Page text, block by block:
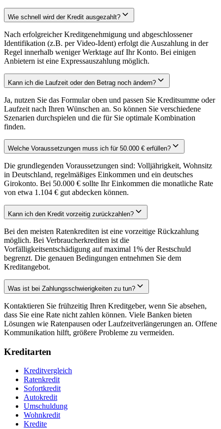
Wie schnell wird der Kredit ausgezahlt?
Nach erfolgreicher Kreditgenehmigung und abgeschlossener
Identifikation (z.B. per Video-Ident) erfolgt die Auszahlung in der
Regel innerhalb weniger Werktage auf Ihr Konto. Bei einigen
Anbietern ist eine Expressauszahlung möglich.
Kann ich die Laufzeit oder den Betrag noch ändern?
Ja, nutzen Sie das Formular oben und passen Sie Kreditsumme oder
Laufzeit nach Ihren Wünschen an. So können Sie verschiedene
Szenarien durchspielen und die für Sie optimale Kombination
finden.
Welche Voraussetzungen muss ich für 50.000 € erfüllen?
Die grundlegenden Voraussetzungen sind: Volljährigkeit, Wohnsitz
in Deutschland, regelmäßiges Einkommen und ein deutsches
Girokonto. Bei 50.000 € sollte Ihr Einkommen die monatliche Rate
von etwa 1.104 € gut abdecken können.
Kann ich den Kredit vorzeitig zurückzahlen?
Bei den meisten Ratenkrediten ist eine vorzeitige Rückzahlung
möglich. Bei Verbraucherkrediten ist die
Vorfälligkeitsentschädigung auf maximal 1% der Restschuld
begrenzt. Die genauen Bedingungen entnehmen Sie dem
Kreditangebot.
Was ist bei Zahlungsschwierigkeiten zu tun?
Kontaktieren Sie frühzeitig Ihren Kreditgeber, wenn Sie absehen,
dass Sie eine Rate nicht zahlen können. Viele Banken bieten
Lösungen wie Ratenpausen oder Laufzeitverlängerungen an. Offene
Kommunikation hilft, größere Probleme zu vermeiden.
Kreditarten
Kreditvergleich
Ratenkredit
Sofortkredit
Autokredit
Umschuldung
Wohnkredit
Kredite